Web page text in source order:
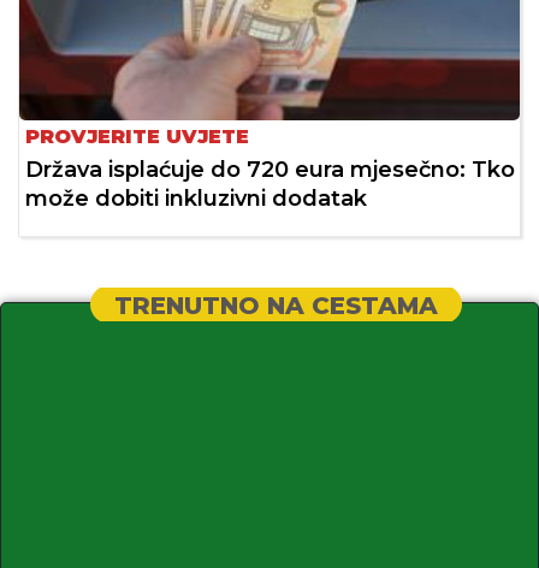
PROVJERITE UVJETE
Država isplaćuje do 720 eura mjesečno: Tko
može dobiti inkluzivni dodatak
TRENUTNO NA CESTAMA